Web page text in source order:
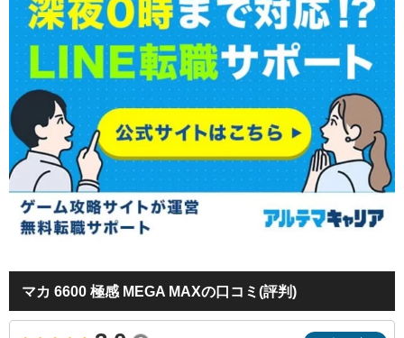
マカ 6600 極感 MEGA MAXの口コミ(評判)